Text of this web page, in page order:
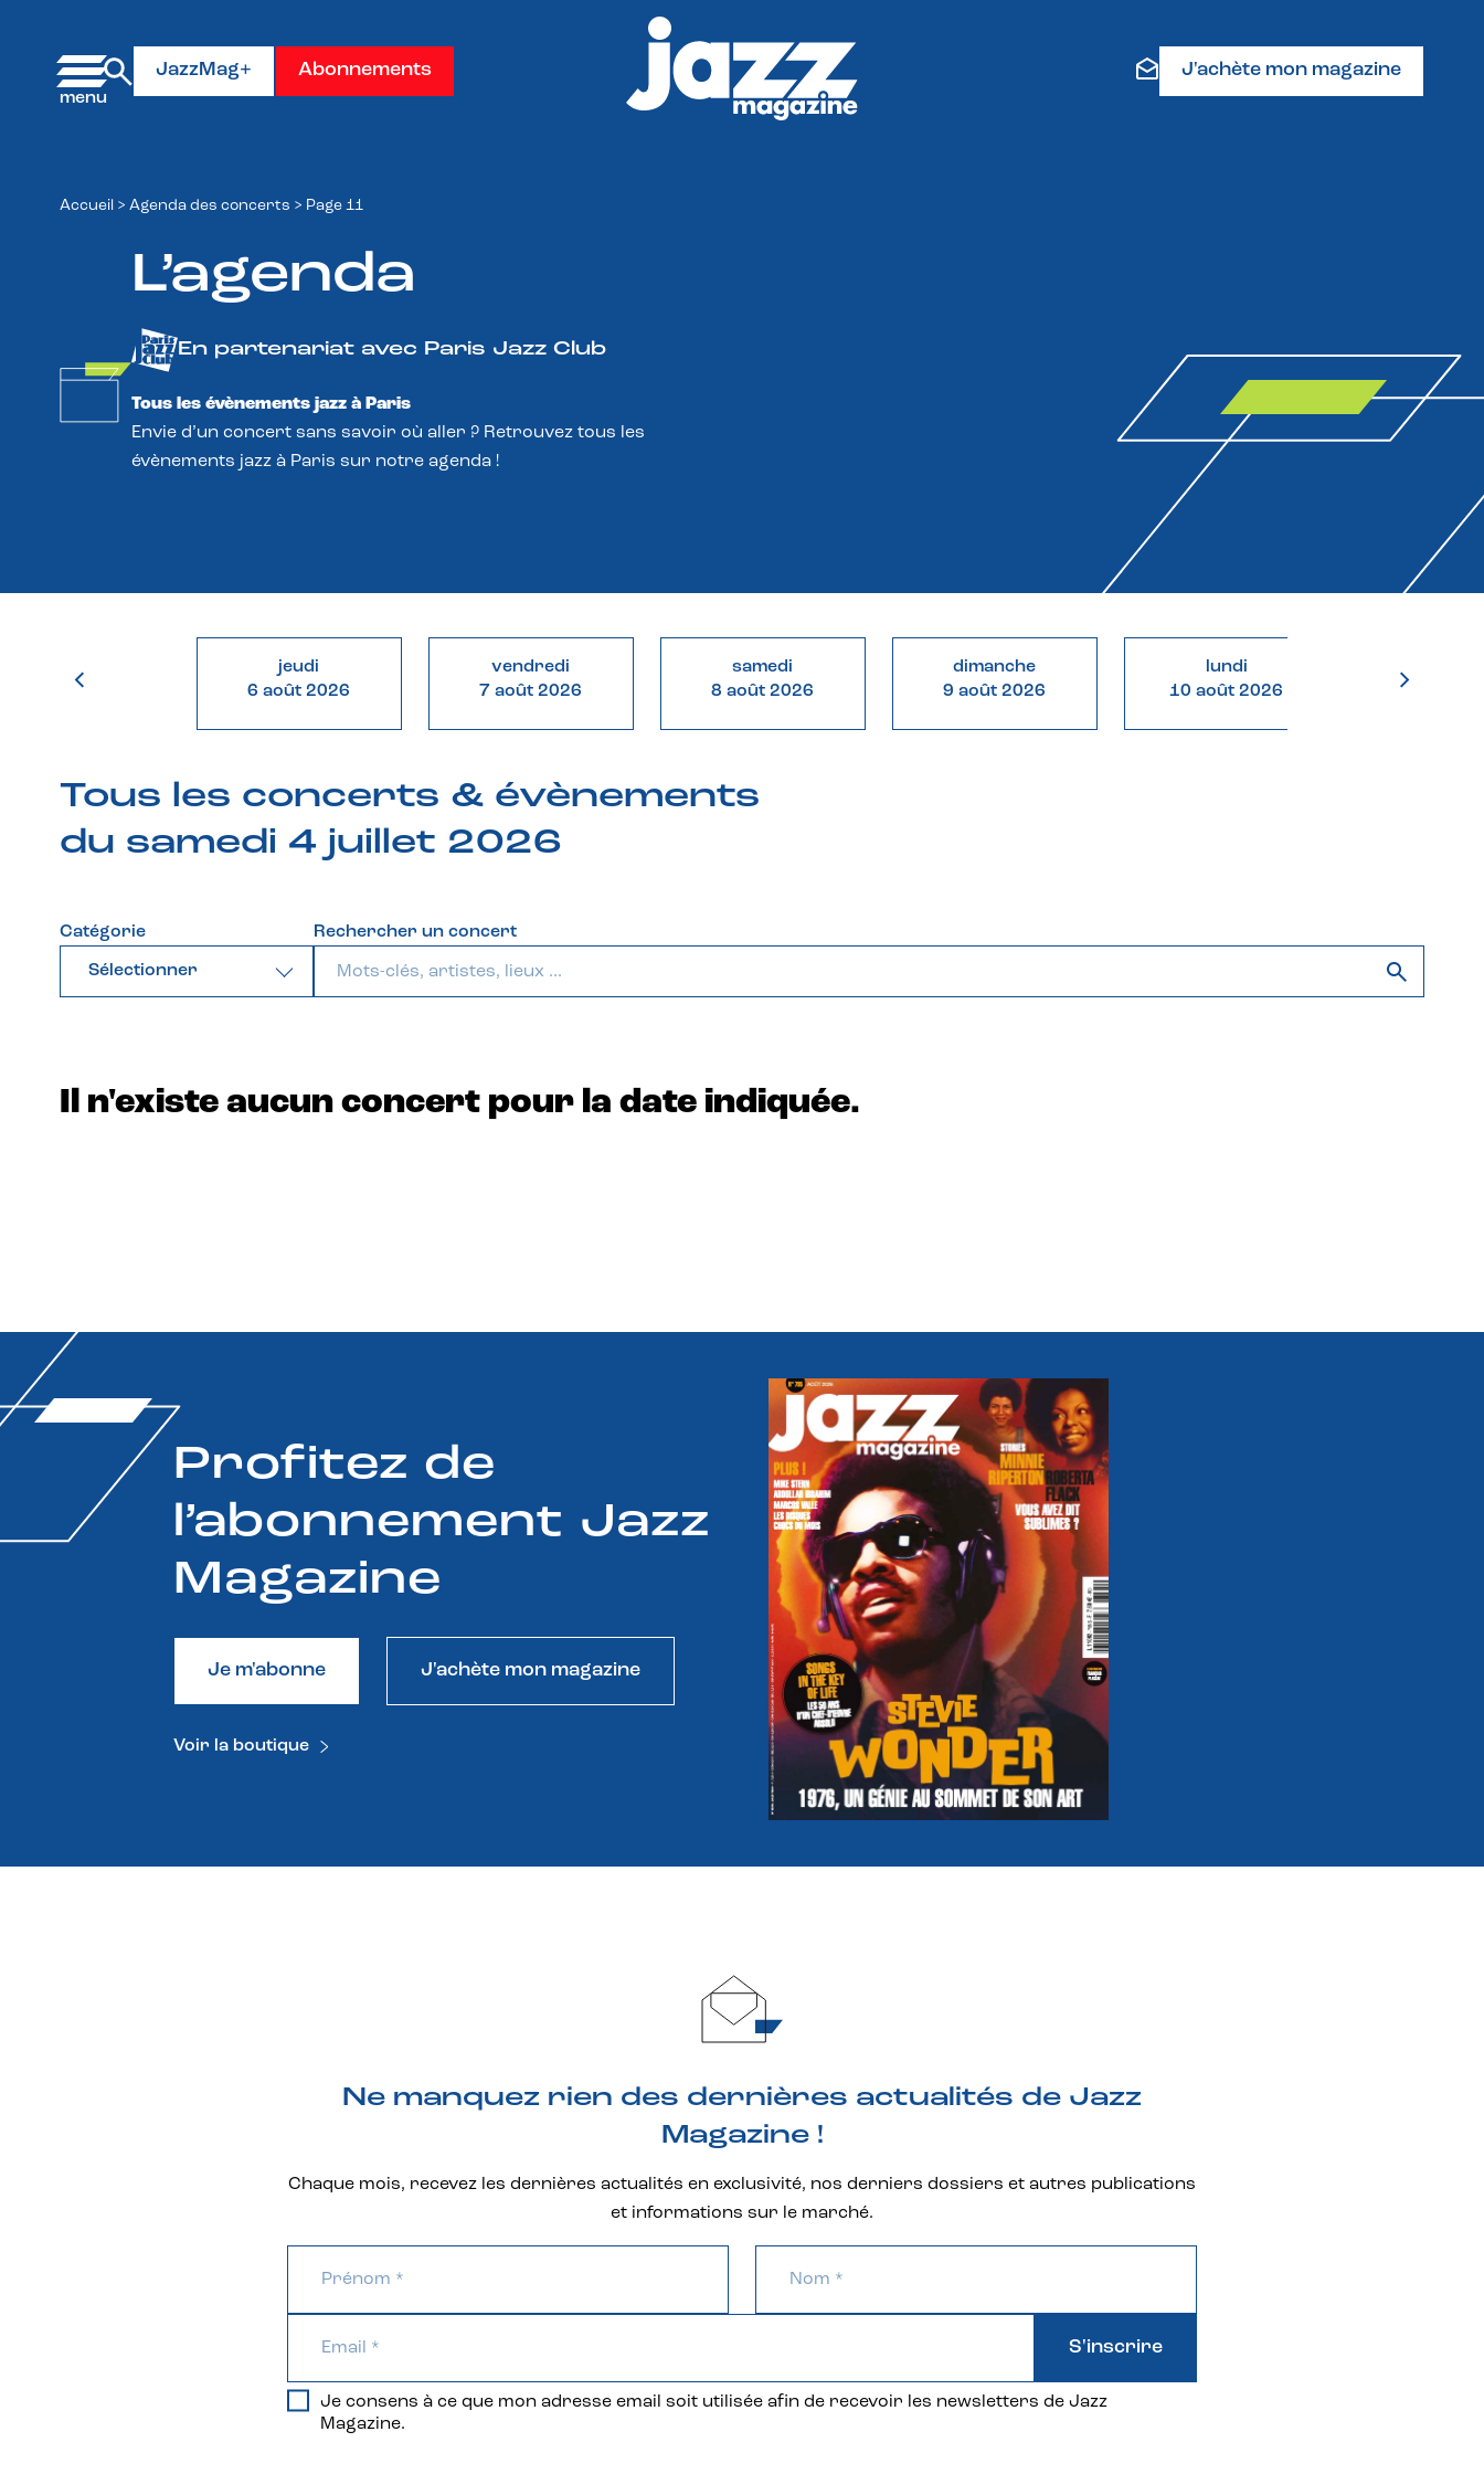
JazzMag+ Abonnements J'achète mon magazine
Accueil > Agenda des concerts > Page 11
L’agenda
En partenariat avec Paris Jazz Club
Tous les évènements jazz à Paris
Envie d’un concert sans savoir où aller ? Retrouvez tous les
évènements jazz à Paris sur notre agenda !
jeudi
6 août 2026
vendredi
7 août 2026
samedi
8 août 2026
dimanche
9 août 2026
lundi
10 août 2026
11 août
Tous les concerts & évènements
du samedi 4 juillet 2026
Catégorie
Sélectionner
Rechercher un concert
Il n'existe aucun concert pour la date indiquée.
Profitez de
l’abonnement Jazz
Magazine
Je m'abonne J'achète mon magazine
Voir la boutique
Ne manquez rien des dernières actualités de Jazz
Magazine !
Chaque mois, recevez les dernières actualités en exclusivité, nos derniers dossiers et autres publications
et informations sur le marché.
Je consens à ce que mon adresse email soit utilisée afin de recevoir les newsletters de Jazz
Magazine.
S'inscrire